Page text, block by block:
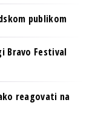
publikom
Bravo Festival
reagovati na